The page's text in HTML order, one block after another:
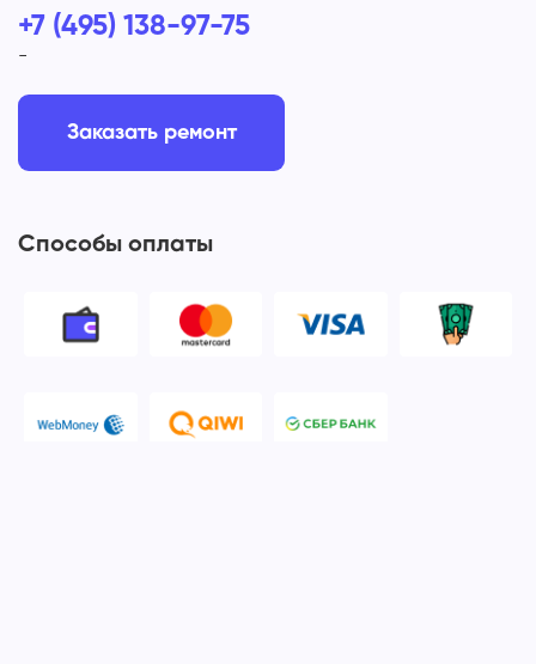
+7 (495) 138-97-75
-
Заказать ремонт
Способы оплаты